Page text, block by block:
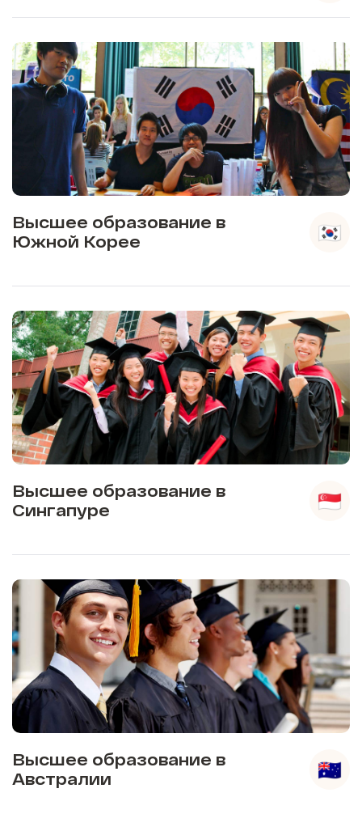
Высшее образование в
Южной Корее
Высшее образование в
Сингапуре
Высшее образование в
Австралии